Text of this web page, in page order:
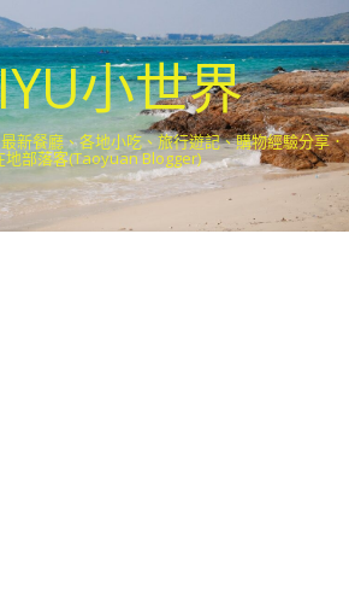
小世界
新餐廳、各地小吃、旅行遊記、購物經驗分享．
地部落客(Taoyuan Blogger)